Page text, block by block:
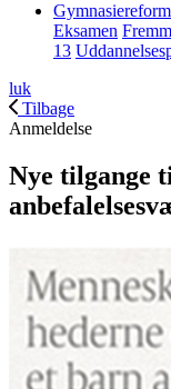
Eksamen
13
luk
Tilbage
Anmeldelse
Nye tilgange